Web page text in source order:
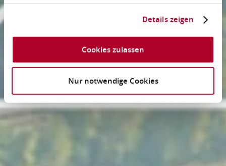
Details zeigen
Cookies zulassen
Nur notwendige Cookies